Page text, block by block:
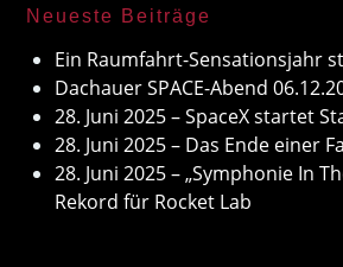
Neueste Beiträge
Ein Raumfahrt-Sensationsjahr
Dachauer SPACE-Abend
28. Juni 2025 – SpaceX startet
28. Juni 2025 – Das Ende einer
28. Juni 2025 – „Symphonie In
Rekord für Rocket Lab